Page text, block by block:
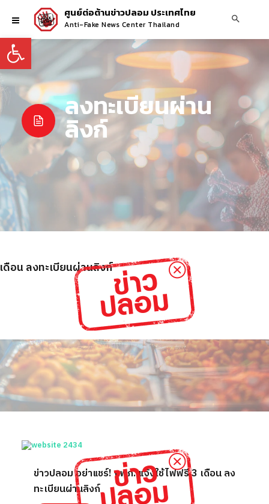
Open toolbar
ศูนย์ต่อต้านข่าวปลอม ประเทศไทย
Anti-Fake News Center Thailand
ลงทะเบียนผ่าน
ลิงก์
อน ลงทะเบียนผ่านลิงก์
ข่าวปลอม อย่าแชร์! กฟภ. แจ้งใช้ไฟฟรี 3 เดือน ลง
ทะเบียนผ่านลิงก์